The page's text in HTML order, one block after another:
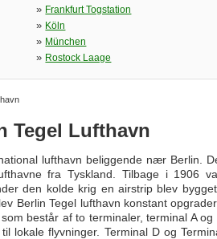
» Frankfurt Togstation
» Köln
» München
» Rostock Laage
Tegel Lufthavn
lufthavn beliggende nær Berlin.
fra Tyskland. Tilbage i 1906
den kolde krig en airstrip blev
Berlin Tegel lufthavn konstant
består af to terminaler, terminal A
lokale flyvninger. Terminal D og